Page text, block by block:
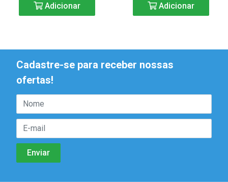
Adicionar Adicionar
Cadastre-se para receber nossas
ofertas!